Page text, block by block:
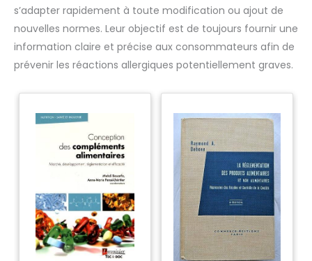
s’adapter rapidement à toute modification ou ajout de
nouvelles normes. Leur objectif est de toujours fournir une
information claire et précise aux consommateurs afin de
prévenir les réactions allergiques potentiellement graves.